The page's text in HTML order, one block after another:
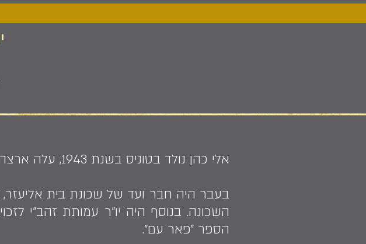
אלי כהן נולד בטוניס בשנת 1943, עלה ארצה ב־1950 ובשנת 1973 עבר לחדרה.
בעבר היה חבר ועד של שכונת בית
השכונה. בנוסף היה יו"ר עמותת זהב"י
הספר ״פאר עם״.